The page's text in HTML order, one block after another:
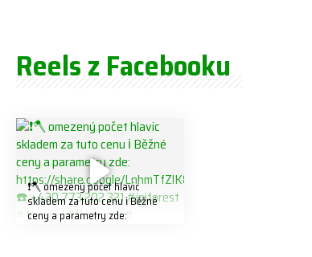
Reels z Facebooku
❗️🪓 omezený počet hlavic
skladem za tuto cenu ℹ️ Běžné
ceny a parametry zde: